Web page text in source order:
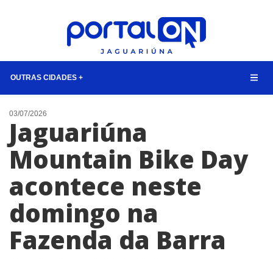
OUTRAS CIDADES +
NOTÍCIAS
LISTA DIGITAL
CONTATO
03/07/2026
Jaguariúna
Mountain Bike Day
acontece neste
domingo na
Fazenda da Barra